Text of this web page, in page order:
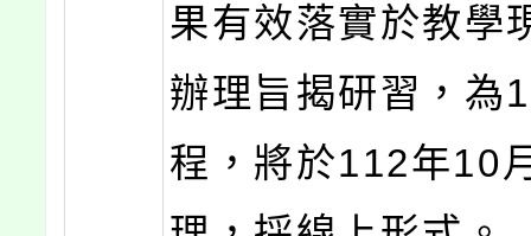
果有效落實於教學
辦理旨揭研習，為
程，將於112年10